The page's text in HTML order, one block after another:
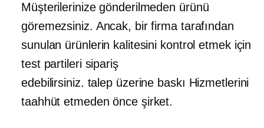
Müşterilerinize gönderilmeden ürünü
göremezsiniz. Ancak, bir firma tarafından
sunulan ürünlerin kalitesini kontrol etmek için
test partileri sipariş
edebilirsiniz. talep üzerine baskı Hizmetlerini
taahhüt etmeden önce şirket.